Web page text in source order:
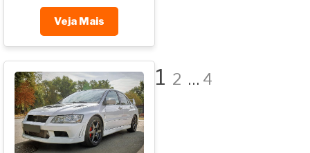
Veja Mais
Página
1 Página
2 … Página
4